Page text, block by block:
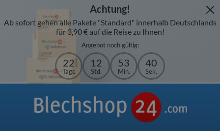
Achtung!
Ab sofort gehen alle Pakete "Standard" innerhalb Deutschlands
für 3,90 € auf die Reise zu Ihnen!
Angebot noch gültig:
22
Tage
12
Std.
53
Min.
39
Sek.